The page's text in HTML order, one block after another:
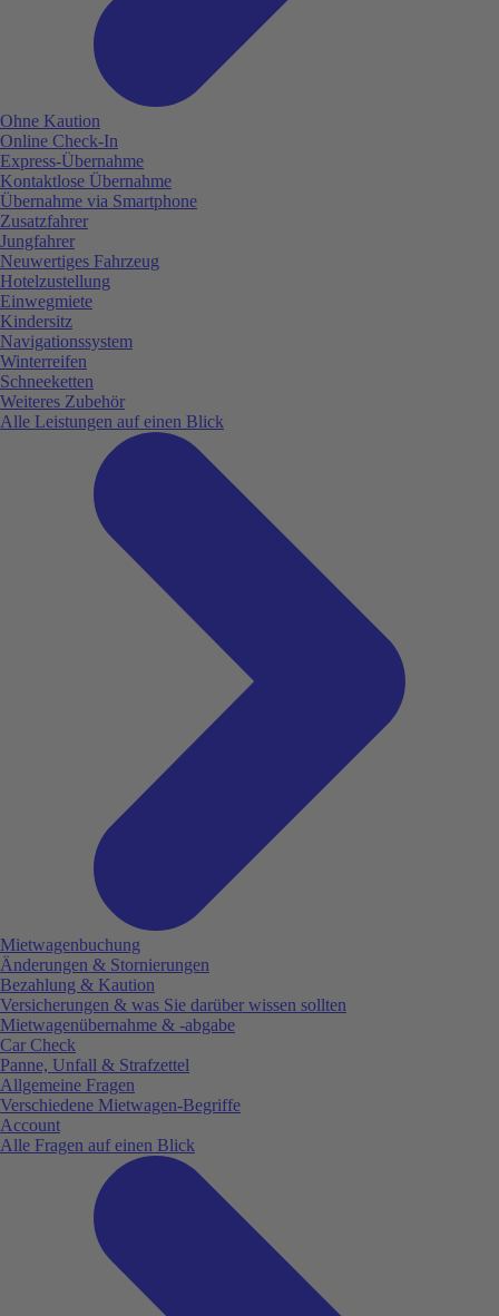
Ohne Kaution
Online Check-In
Express-Übernahme
Kontaktlose Übernahme
Übernahme via Smartphone
Zusatzfahrer
Jungfahrer
Neuwertiges Fahrzeug
Hotelzustellung
Einwegmiete
Kindersitz
Navigationssystem
Winterreifen
Schneeketten
Weiteres Zubehör
Alle Leistungen auf einen Blick
Mietwagenbuchung
Änderungen & Stornierungen
Bezahlung & Kaution
Versicherungen & was Sie darüber wissen sollten
Mietwagenübernahme & -abgabe
Car Check
Panne, Unfall & Strafzettel
Allgemeine Fragen
Verschiedene Mietwagen-Begriffe
Account
Alle Fragen auf einen Blick